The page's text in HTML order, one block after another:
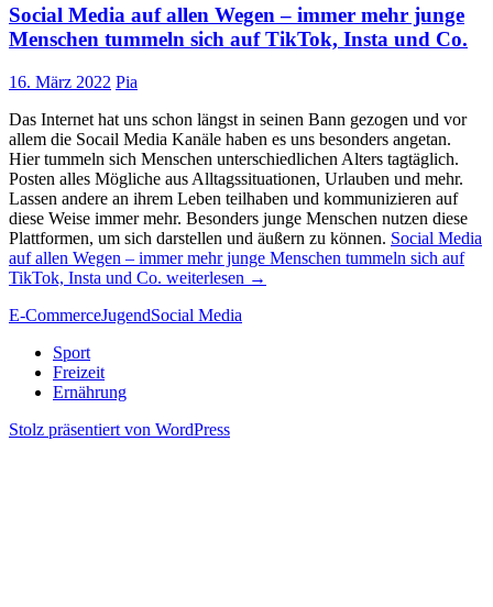
Social Media auf allen Wegen – immer mehr junge
Menschen tummeln sich auf TikTok, Insta und Co.
16. März 2022 Pia
Das Internet hat uns schon längst in seinen Bann gezogen und vor
allem die Socail Media Kanäle haben es uns besonders angetan.
Hier tummeln sich Menschen unterschiedlichen Alters tagtäglich.
Posten alles Mögliche aus Alltagssituationen, Urlauben und mehr.
Lassen andere an ihrem Leben teilhaben und kommunizieren auf
diese Weise immer mehr. Besonders junge Menschen nutzen diese
Plattformen, um sich darstellen und äußern zu können. Social Media
auf allen Wegen – immer mehr junge Menschen tummeln sich auf
TikTok, Insta und Co. weiterlesen →
E-CommerceJugendSocial Media
Sport
Freizeit
Ernährung
Stolz präsentiert von WordPress